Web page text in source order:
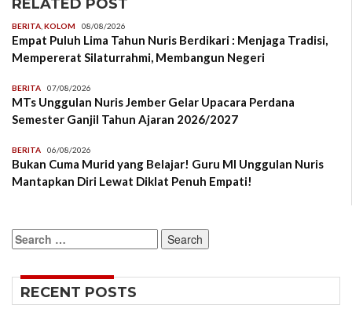
RELATED POST
BERITA KOLOM 08/08/2026
Empat Puluh Lima Tahun Nuris Berdikari : Menjaga Tradisi,
Mempererat Silaturrahmi, Membangun Negeri
BERITA 07/08/2026
MTs Unggulan Nuris Jember Gelar Upacara Perdana
Semester Ganjil Tahun Ajaran 2026/2027
BERITA 06/08/2026
Bukan Cuma Murid yang Belajar! Guru MI Unggulan Nuris
Mantapkan Diri Lewat Diklat Penuh Empati!
Search
for:
RECENT POSTS